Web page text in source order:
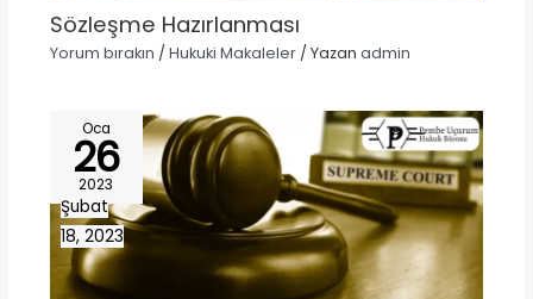
Sözleşme Hazırlanması
Yorum bırakın / Hukuki Makaleler/ Yazan admin
Oca
26
2023
Şubat
18, 2023